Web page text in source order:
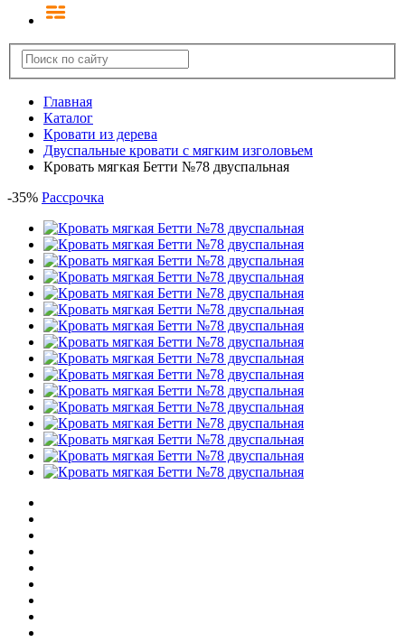
Главная
Каталог
Кровати из дерева
Двуспальные кровати с мягким изголовьем
Кровать мягкая Бетти №78 двуспальная
-35% Рассрочка